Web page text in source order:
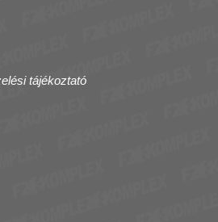
tájékoztató